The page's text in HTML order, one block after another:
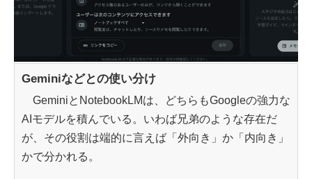
Geminiなどとの使い分け
GeminiとNotebookLMは、どちらもGoogleの強力な
AIモデルを積んでいる。いわば兄弟のような存在だ
が、その役割は端的に言えば「外向き」か「内向き」
かで分かれる。